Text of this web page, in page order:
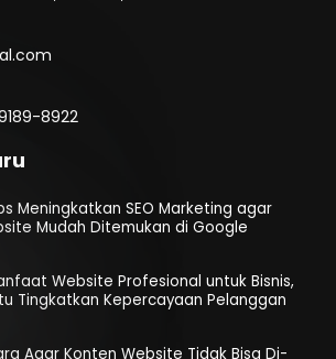
8922
Meningkatkan SEO Marketing agar
Mudah Ditemukan di Google
Website Profesional untuk Bisnis,
Tingkatkan Kepercayaan Pelanggan
Agar Konten Website Tidak Bisa Di-